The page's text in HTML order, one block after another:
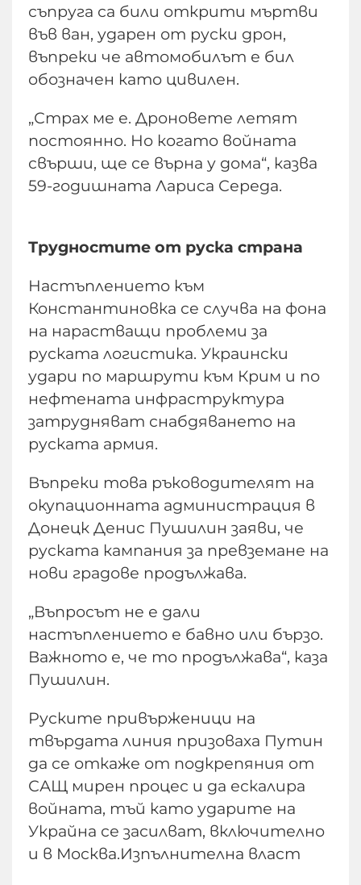
съпруга са били открити мъртви
във ван, ударен от руски дрон,
въпреки че автомобилът е бил
обозначен като цивилен.
„Страх ме е. Дроновете летят
постоянно. Но когато войната
свърши, ще се върна у дома“, казва
59-годишната Лариса Середа.
Трудностите от руска страна
Настъплението към
Константиновка се случва на фона
на нарастващи проблеми за
руската логистика. Украински
удари по маршрути към Крим и по
нефтената инфраструктура
затрудняват снабдяването на
руската армия.
Въпреки това ръководителят на
окупационната администрация в
Донецк Денис Пушилин заяви, че
руската кампания за превземане на
нови градове продължава.
„Въпросът не е дали
настъплението е бавно или бързо.
Важното е, че то продължава“, каза
Пушилин.
Руските привърженици на
твърдата линия призоваха Путин
да се откаже от подкрепяния от
САЩ мирен процес и да ескалира
войната, тъй като ударите на
Украйна се засилват, включително
и в Москва.Изпълнителна власт